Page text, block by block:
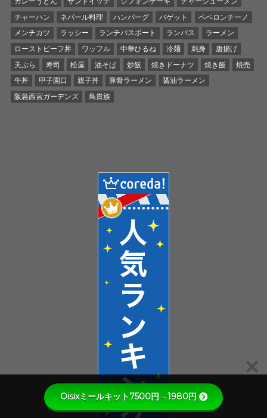
チャーハン
ネパール料理 ハンバーグ バゲット
ペペロンチーノ
メンチカツ
ラッシー ランチパスポート ランパス
ラーメン
ローストビーフ丼
ワッフル 中華ひるね 冷麺 刺身
唐揚げ
天ぷら
寿司 松屋 油そば 炒飯 焼きドーナツ 焼き飯
焼売
牛丼
甲子園口 親子丼 豚骨ラーメン
醤油ラーメン
阪急西宮ガーデンズ
鳥貴族
Oisixミールキット7500円→1980円